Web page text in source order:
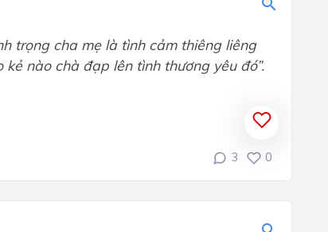
trọng cha mẹ là tình cảm thiêng liêng
nào chà đạp lên tình thương yêu đó”.
3 0